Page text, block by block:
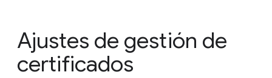
Ajustes de gestión de
certificados